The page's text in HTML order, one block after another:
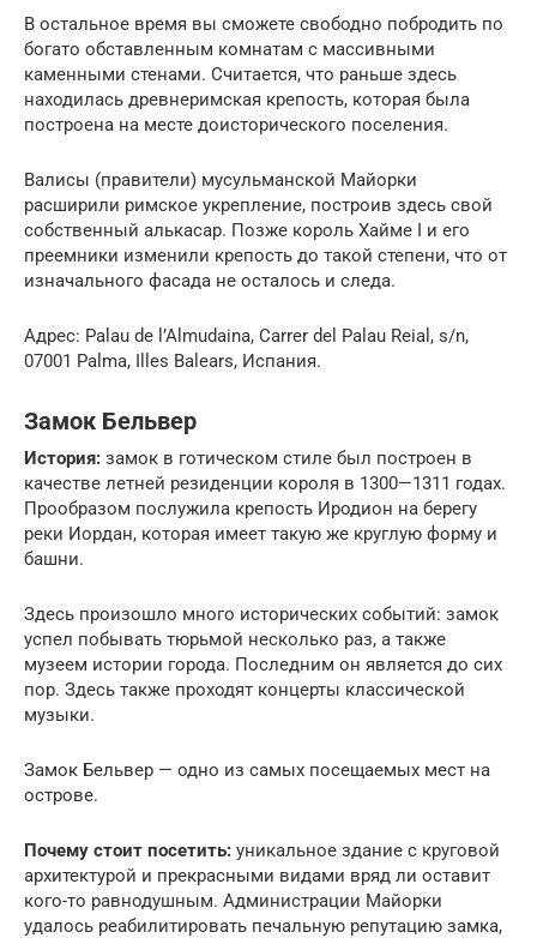
В остальное время вы сможете свободно побродить по
богато обставленным комнатам с массивными
каменными стенами. Считается, что раньше здесь
находилась древнеримская крепость, которая была
построена на месте доисторического поселения.
Валисы (правители) мусульманской Майорки
расширили римское укрепление, построив здесь свой
собственный алькасар. Позже король Хайме I и его
преемники изменили крепость до такой степени, что от
изначального фасада не осталось и следа.
Адрес: Palau de l’Almudaina, Carrer del Palau Reial, s/n,
07001 Palma, Illes Balears, Испания.
Замок Бельвер
История: замок в готическом стиле был построен в
качестве летней резиденции короля в 1300—1311 годах.
Прообразом послужила крепость Иродион на берегу
реки Иордан, которая имеет такую же круглую форму и
башни.
Здесь произошло много исторических событий: замок
успел побывать тюрьмой несколько раз, а также
музеем истории города. Последним он является до сих
пор. Здесь также проходят концерты классической
музыки.
Замок Бельвер — одно из самых посещаемых мест на
острове.
Почему стоит посетить: уникальное здание с круговой
архитектурой и прекрасными видами вряд ли оставит
кого-то равнодушным. Администрации Майорки
удалось реабилитировать печальную репутацию замка,